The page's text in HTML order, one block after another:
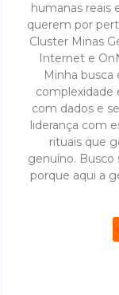
humanas reais
querem por perto. Lidero o
Cluster Minas
Internet e
Minha busca
complexidade
com dados e
liderança com
rituais que
genuíno. Busco ser 1% melhor a cada dia,
porque aqui a